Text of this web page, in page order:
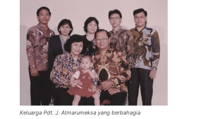
Keluarga Pdt. J. Atmarumeksa yang berbahagia